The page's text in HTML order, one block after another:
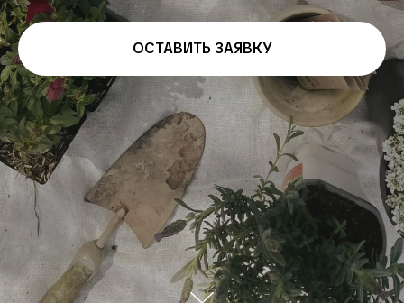
ОСТАВИТЬ ЗАЯВКУ